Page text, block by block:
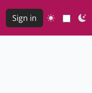
Sign in